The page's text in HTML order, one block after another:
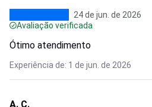
24 de jun. de 2026
Avaliação verificada
Ótimo atendimento
Experiência de: 1 de jun. de 2026
A. C.